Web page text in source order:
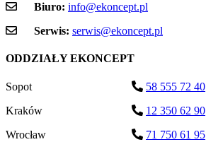
Biuro: info@ekoncept.pl
Serwis: serwis@ekoncept.pl
ODDZIAŁY EKONCEPT
Sopot
58 555 72 40
Kraków
12 350 62 90
Wrocław
71 750 61 95